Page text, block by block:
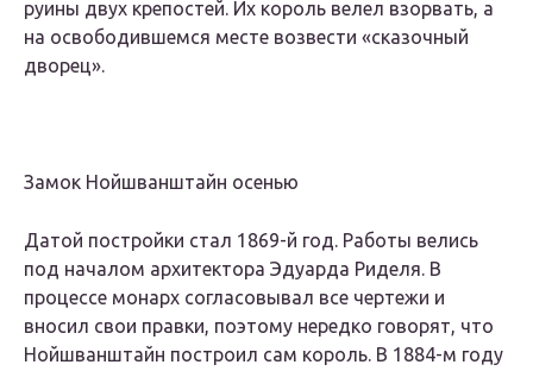
руины двух крепостей. Их король велел взорвать, а
на освободившемся месте возвести «сказочный
дворец».
Замок Нойшванштайн осенью
Датой постройки стал 1869-й год. Работы велись
под началом архитектора Эдуарда Риделя. В
процессе монарх согласовывал все чертежи и
вносил свои правки, поэтому нередко говорят, что
Нойшванштайн построил сам король. В 1884-м году